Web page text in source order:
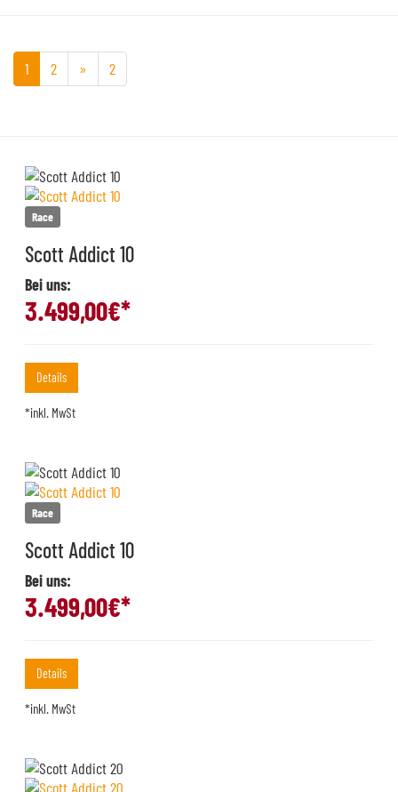
1 2 » 2
Race
Scott Addict 10
Bei uns:
3.499,00€*
Details
*inkl. MwSt
Race
Scott Addict 10
Bei uns:
3.499,00€*
Details
*inkl. MwSt